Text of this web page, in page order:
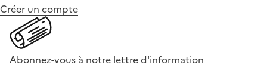
Créer un compte
Abonnez-vous à notre lettre d'information